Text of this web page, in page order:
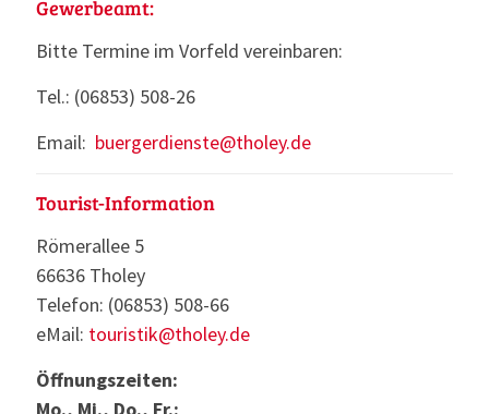
Gewerbeamt:
Bitte Termine im Vorfeld vereinbaren:
Tel.: (06853) 508-26
Email: buergerdienste@tholey.de
Tourist-Information
Römerallee 5
66636 Tholey
Telefon: (06853) 508-66
eMail: touristik@tholey.de
Öffnungszeiten:
Mo., Mi., Do., Fr.: